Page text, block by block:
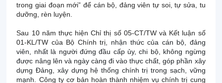
trong giai đoạn mới” để cán bộ, đảng viên tự soi, tự sửa, tu
dưỡng, rèn luyện.
Sau 10 năm thực hiện Chỉ thị số 05-CT/TW và Kết luận số
01-KL/TW của Bộ Chính trị, nhận thức của cán bộ, đảng
viên, nhất là người đứng đầu cấp ủy, chi bộ, không ngừng
được nâng lên và ngày càng đi vào thực chất, góp phần xây
dựng Đảng, xây dựng hệ thống chính trị trong sạch, vững
mạnh. Công ty cơ bản hoàn thành nhiệm vụ chính trị cung